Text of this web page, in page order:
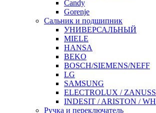
Candy
Gorenje
Сальник и подшипник
УНИВЕРСАЛЬНЫЙ
MIELE
HANSA
BEKO
BOSCH/SIEMENS/NEFF
LG
SAMSUNG
ELECTROLUX /
INDESIT / ARISTON /
Ручка и переключатель